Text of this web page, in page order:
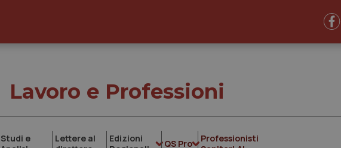
Lavoro e Professioni
Studi e
Lettere al
Edizioni
QS Pro
Professionisti